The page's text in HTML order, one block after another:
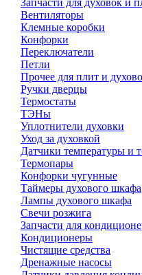
Запчасти для духовок и
Вентиляторы
Клемные коробки
Конфорки
Переключатели
Петли
Прочее для плит и
Ручки дверцы
Термостаты
ТЭНы
Уплотнители духовки
Уход за духовкой
Датчики температуры и
Термопары
Конфорки чугунные
Таймеры духового шкафа
Лампы духового шкафа
Свечи розжига
Запчасти для
Кондиционеры
Чистящие средства
Дренажные насосы